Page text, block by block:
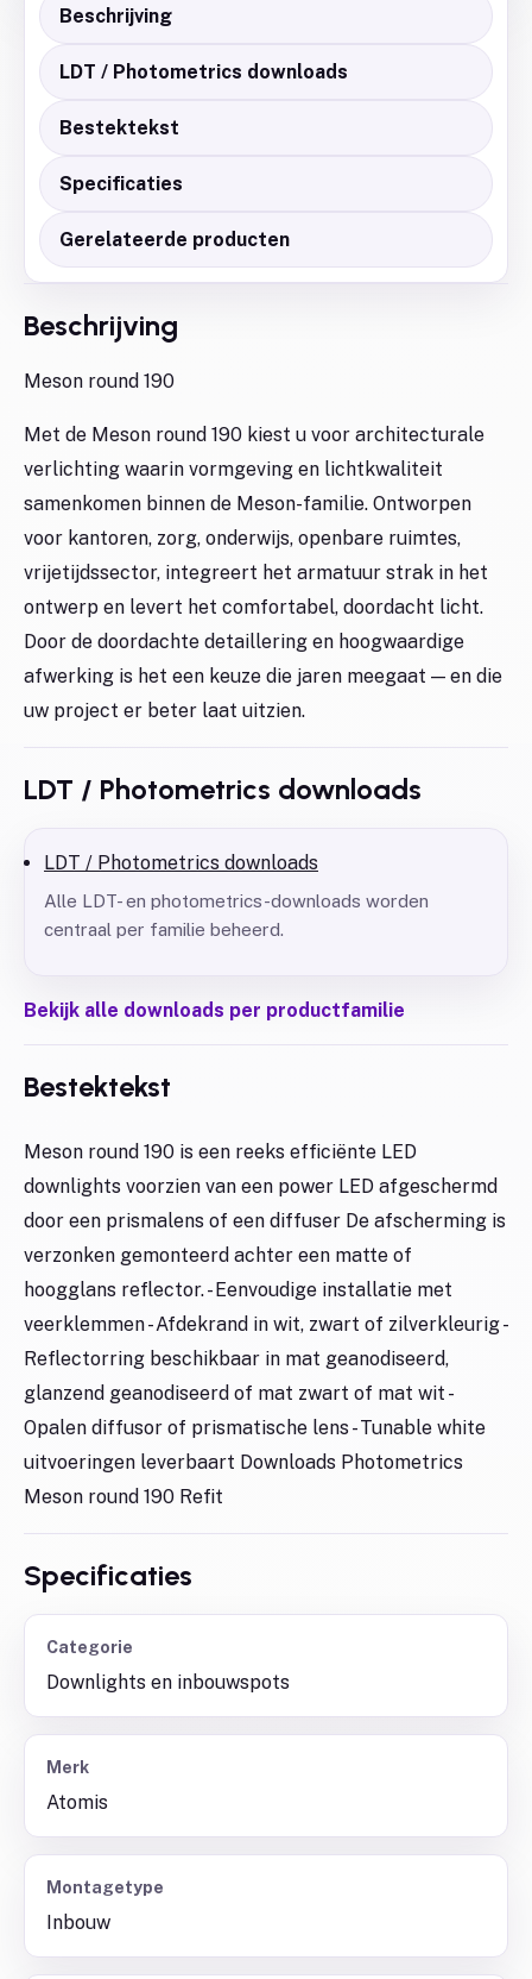
Beschrijving
LDT / Photometrics downloads
Bestektekst
Specificaties
Gerelateerde producten
Beschrijving
Meson round 190
Met de Meson round 190 kiest u voor architecturale
verlichting waarin vormgeving en lichtkwaliteit
samenkomen binnen de Meson-familie. Ontworpen
voor kantoren, zorg, onderwijs, openbare ruimtes,
vrijetijdssector, integreert het armatuur strak in het
ontwerp en levert het comfortabel, doordacht licht.
Door de doordachte detaillering en hoogwaardige
afwerking is het een keuze die jaren meegaat — en die
uw project er beter laat uitzien.
LDT / Photometrics downloads
LDT / Photometrics downloads
Alle LDT- en photometrics-downloads worden
centraal per familie beheerd.
Bekijk alle downloads per productfamilie
Bestektekst
Meson round 190 is een reeks efficiënte LED
downlights voorzien van een power LED afgeschermd
door een prismalens of een diffuser De afscherming is
verzonken gemonteerd achter een matte of
hoogglans reflector. - Eenvoudige installatie met
veerklemmen - Afdekrand in wit, zwart of zilverkleurig -
Reflectorring beschikbaar in mat geanodiseerd,
glanzend geanodiseerd of mat zwart of mat wit -
Opalen diffusor of prismatische lens - Tunable white
uitvoeringen leverbaart Downloads Photometrics
Meson round 190 Refit
Specificaties
Categorie
Downlights en inbouwspots
Merk
Atomis
Montagetype
Inbouw